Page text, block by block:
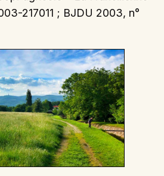
217011 ; BJDU 2003, n°